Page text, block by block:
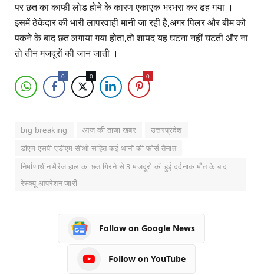
पर छत का काफी लोड होने के कारण एकाएक भरभरा कर ढह गया ।
इसमें ठेकेदार की भारी लापरवाही मानी जा रही है,अगर पिलर और बीम को
पकने के बाद छत लगाया गया होता,तो शायद यह घटना नहीं घटती और ना
तो तीन मजदूरों की जान जाती ।
0 0 0
big breaking आज की ताजा खबर
उत्तरप्रदेश
डीएम एसपी एडीएम सीओ सहित कई थानों की फोर्स तैनात
निर्माणाधीन मैरेज हाल का छत गिरने से 3 मजदूरो की हुई दर्दनाक मौत के बाद
रेस्क्यू आपरेशन जारी
Follow on Google News
Follow on YouTube